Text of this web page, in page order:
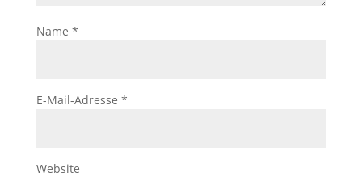
Name *
E-Mail-Adresse *
Website